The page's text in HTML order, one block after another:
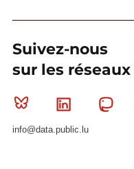
Suivez-nous
sur les
Bluesky Linkedin
info@data.public.lu